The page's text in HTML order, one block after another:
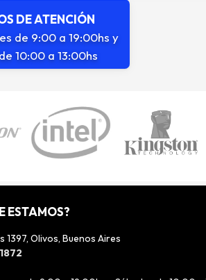
DE ATENCIÓN
de 9:00 a 19:00hs y
10:00 a 13:00hs
ESTAMOS?
1397, Olivos, Buenos Aires